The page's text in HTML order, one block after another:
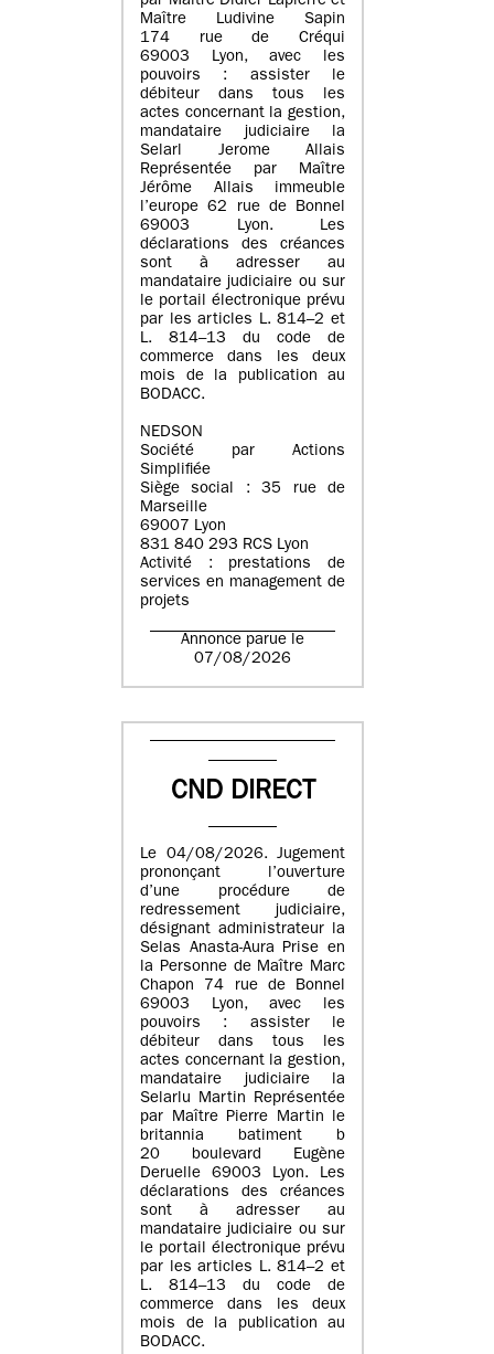
Maître Ludivine Sapin
174 rue de Créqui
69003 Lyon, avec les
pouvoirs : assister le
débiteur dans tous les
actes concernant la gestion,
mandataire judiciaire la
Selarl Jerome Allais
Représentée par Maître
Jérôme Allais immeuble
l’europe 62 rue de Bonnel
69003 Lyon. Les
déclarations des créances
sont à adresser au
mandataire judiciaire ou sur
le portail électronique prévu
par les articles L. 814–2 et
L. 814–13 du code de
commerce dans les deux
mois de la publication au
BODACC.
NEDSON
Société par Actions
Simplifiée
Siège social : 35 rue de
Marseille
69007 Lyon
831 840 293 RCS Lyon
Activité : prestations de
services en management de
projets
Annonce parue le
07/08/2026
CND DIRECT
Le 04/08/2026. Jugement
prononçant l’ouverture
d’une procédure de
redressement judiciaire,
désignant administrateur la
Selas Anasta-Aura Prise en
la Personne de Maître Marc
Chapon 74 rue de Bonnel
69003 Lyon, avec les
pouvoirs : assister le
débiteur dans tous les
actes concernant la gestion,
mandataire judiciaire la
Selarlu Martin Représentée
par Maître Pierre Martin le
britannia batiment b
20 boulevard Eugène
Deruelle 69003 Lyon. Les
déclarations des créances
sont à adresser au
mandataire judiciaire ou sur
le portail électronique prévu
par les articles L. 814–2 et
L. 814–13 du code de
commerce dans les deux
mois de la publication au
BODACC.